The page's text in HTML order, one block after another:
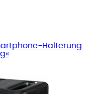
Halterung